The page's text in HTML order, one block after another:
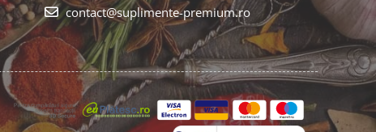
contact@suplimente-premium.ro